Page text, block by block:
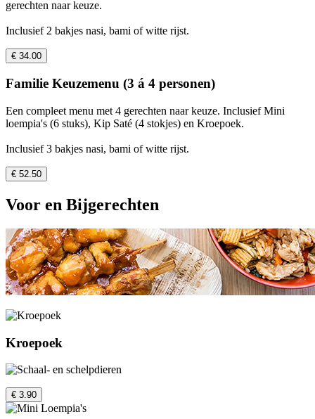
gerechten naar keuze.
Inclusief 2 bakjes nasi, bami of witte rijst.
€ 34.00
Familie Keuzemenu (3 á 4 personen)
Een compleet menu met 4 gerechten naar keuze. Inclusief Mini
loempia's (6 stuks), Kip Saté (4 stokjes) en Kroepoek.
Inclusief 3 bakjes nasi, bami of witte rijst.
€ 52.50
Voor en Bijgerechten
Kroepoek
€ 3.90